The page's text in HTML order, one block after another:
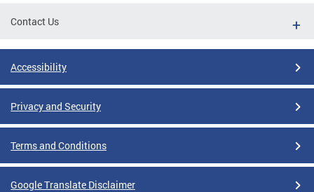
Contact Us
Accessibility
Privacy and Security
Terms and Conditions
Google Translate Disclaimer